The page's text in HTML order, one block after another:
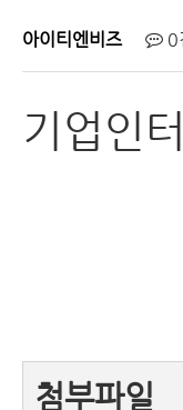
아이티엔비즈 0
기업인
첨부파일